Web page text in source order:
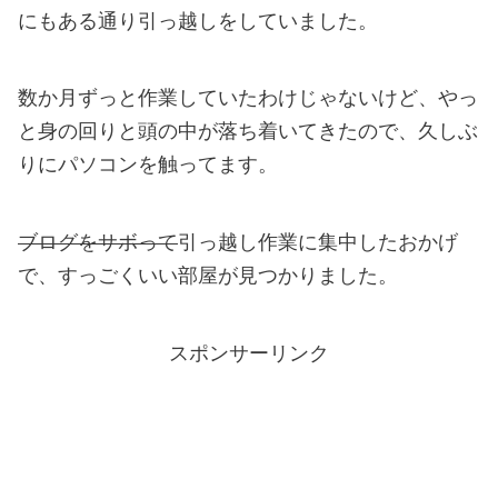
にもある通り引っ越しをしていました。
数か月ずっと作業していたわけじゃないけど、やっ
と身の回りと頭の中が落ち着いてきたので、久しぶ
りにパソコンを触ってます。
ブログをサボって引っ越し作業に集中したおかげ
で、すっごくいい部屋が見つかりました。
スポンサーリンク